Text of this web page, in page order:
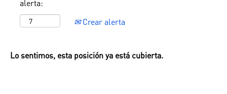
alerta:
Crear alerta
Lo sentimos, esta posición ya está cubierta.